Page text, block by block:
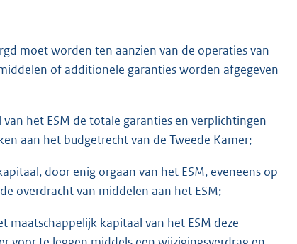
moet worden ten aanzien van de operaties van
of additionele garanties worden afgegeven
het ESM de totale garanties en verplichtingen
aan het budgetrecht van de Tweede Kamer;
door enig orgaan van het ESM, eveneens op
overdracht van middelen aan het ESM;
kapitaal van het ESM deze